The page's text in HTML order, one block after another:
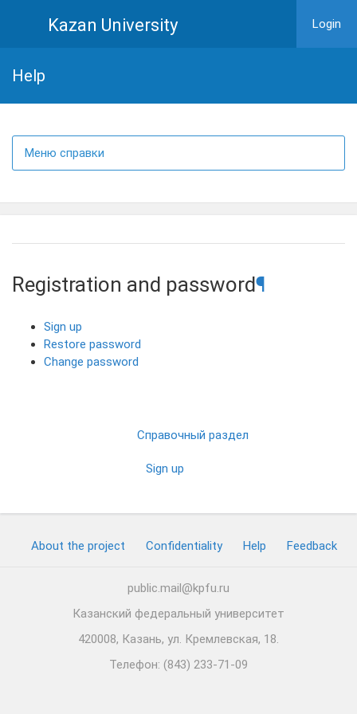
Kazan University Login
Help
Меню справки
Registration and password¶
Sign up
Restore password
Change password
Справочный раздел
Sign up
About the project Confidentiality Help Feedback
public.mail@kpfu.ru
Казанский федеральный университет
420008, Казань, ул. Кремлевская, 18.
Телефон: (843) 233-71-09